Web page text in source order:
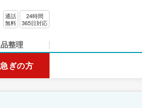
通話
無料
24時間
365日対応
整理
ぎの方